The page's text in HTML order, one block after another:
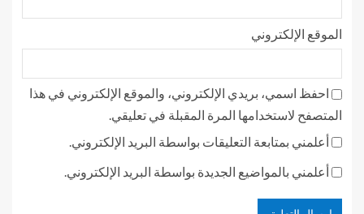
الموقع الإلكتروني
احفظ اسمي، بريدي الإلكتروني، والموقع الإلكتروني في هذا
المتصفح لاستخدامها المرة المقبلة في تعليقي.
أعلمني بمتابعة التعليقات بواسطة البريد الإلكتروني.
أعلمني بالمواضيع الجديدة بواسطة البريد الإلكتروني.